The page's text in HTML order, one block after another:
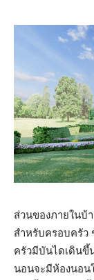
ส่วนของภายในบ้
สำหรับครอบครัว
ครัวมีบันไดเดินขึ้
นอนจะมีห้องนอน